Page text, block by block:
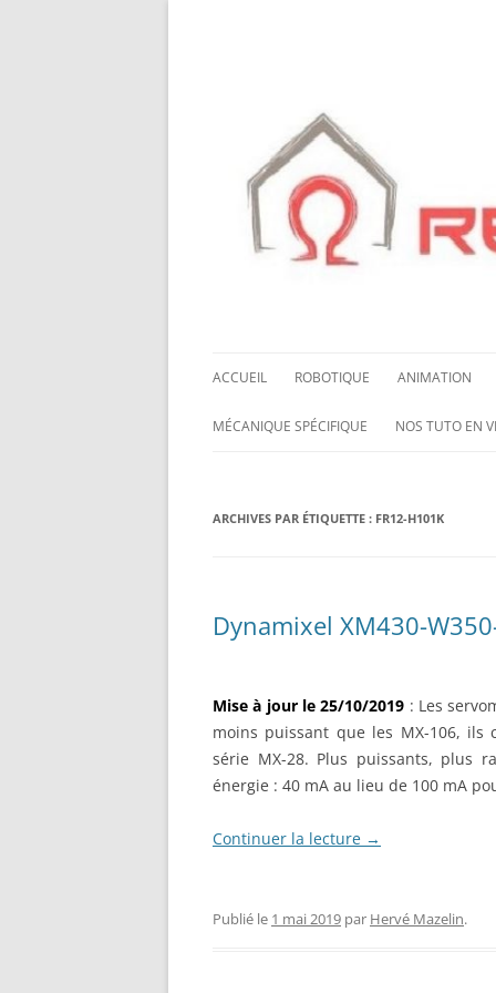
ACCUEIL ROBOTIQUE
NOS ROBOTS
RÉALISATION DIVERSES
ANIMATION
HALLOWING M0
MÉCANIQUE SPÉCIFIQUE
BASE MOBILE HCR DFROBOT
T050000
NOS TUTO EN
ESP32 :
TIR SPORTIF
ARCHIVES PAR ÉTIQUETTE : FR12-H101K
Dynamixel XM430-
Mise à jour le 25/10/2019 : Les
moins puissant que les MX-106,
série MX-28. Plus puissants, plus
énergie : 40 mA au lieu de 100 mA
Continuer la lecture →
Publié le 1 mai 2019 par Hervé Mazelin.